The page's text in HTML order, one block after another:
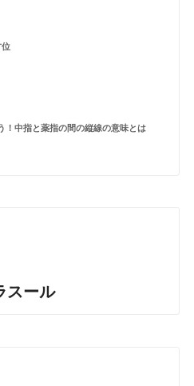
位
！中指と薬指の間の縦線の意味とは
スール